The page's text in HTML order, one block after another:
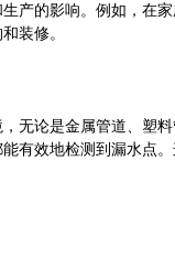
产的影响。例如，在
装修。
论是金属管道、塑料
有效地检测到漏水点